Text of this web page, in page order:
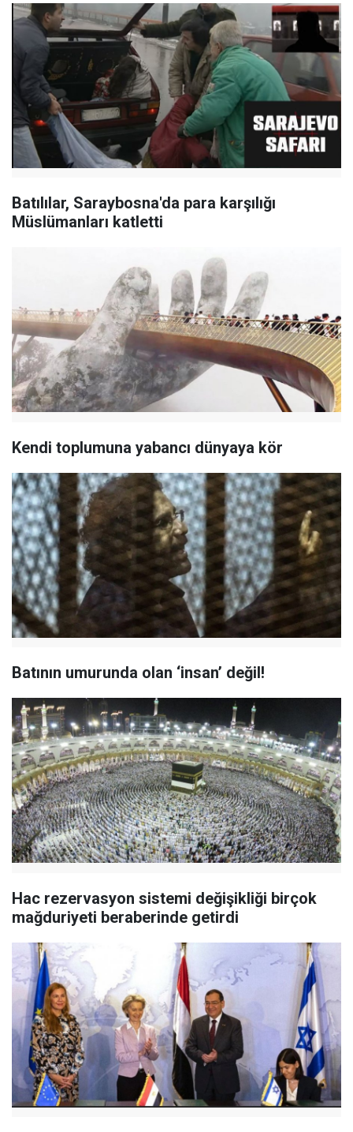
Batılılar, Saraybosna'da para karşılığı
Müslümanları katletti
Kendi toplumuna yabancı dünyaya kör
Batının umurunda olan ‘insan’ değil!
Hac rezervasyon sistemi değişikliği birçok
mağduriyeti beraberinde getirdi